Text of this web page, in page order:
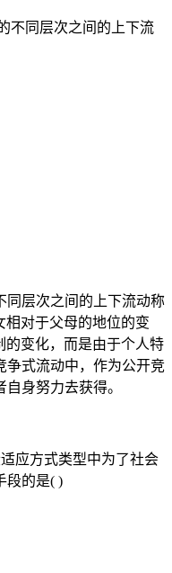
同层次之间的上下流
层次之间的上下流动称
相对于父母的地位的变
的变化，而是由于个人特
争式流动中，作为公开竞
身努力去获得。
应方式类型中为了社会
段的是( )